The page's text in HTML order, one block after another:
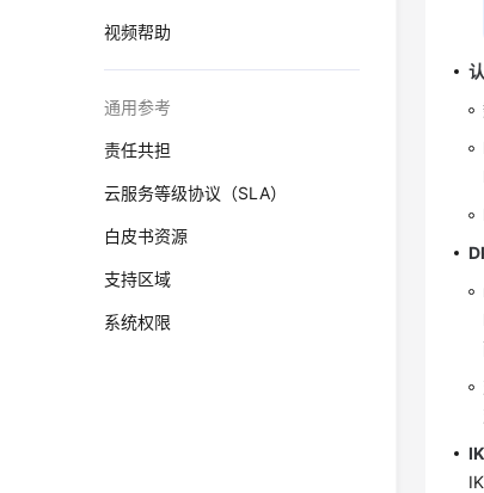
视频帮助
通用参考
责任共担
云服务等级协议（SLA）
白皮书资源
支持区域
系统权限